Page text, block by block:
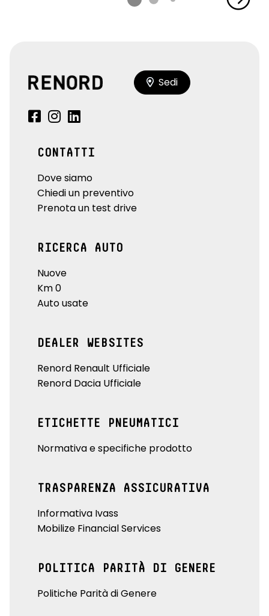
seat belt reminder sedili conducente, passeggero e sedili
sensori di parcheggio anteriori e laterali
sistema di frenata d'emergenza attiva
sistema di purificazione aria abitacolo
sistema monitoraggio pressione pneumatici indiretto
volante in TEP
Sedi
CONTATTI
Dove siamo
Chiedi un preventivo
Prenota un test drive
RICERCA AUTO
Nuove
Km 0
Auto usate
DEALER WEBSITES
Renord Renault Ufficiale
Renord Dacia Ufficiale
ETICHETTE PNEUMATICI
Normativa e specifiche prodotto
TRASPARENZA ASSICURATIVA
Informativa Ivass
Mobilize Financial Services
POLITICA PARITÀ DI GENERE
Politiche Parità di Genere